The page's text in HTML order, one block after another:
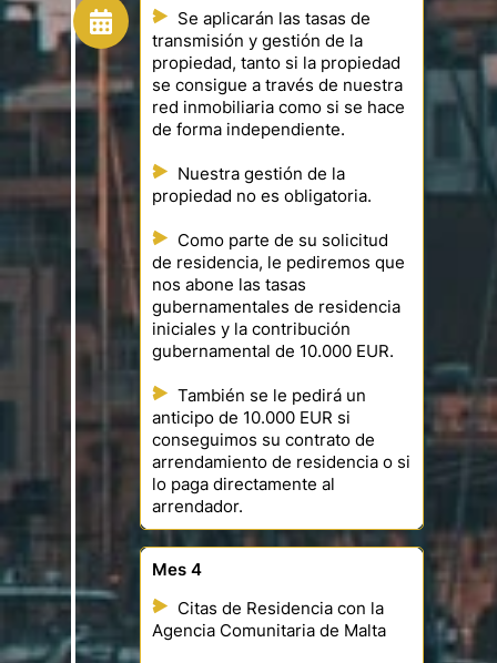
Se aplicarán las tasas de
transmisión y gestión de la
propiedad, tanto si la propiedad
se consigue a través de nuestra
red inmobiliaria como si se hace
de forma independiente.
Nuestra gestión de la
propiedad no es obligatoria.
Como parte de su solicitud
de residencia, le pediremos que
nos abone las tasas
gubernamentales de residencia
iniciales y la contribución
gubernamental de 10.000 EUR.
También se le pedirá un
anticipo de 10.000 EUR si
conseguimos su contrato de
arrendamiento de residencia o si
lo paga directamente al
arrendador.
Mes 4
Citas de Residencia con la
Agencia Comunitaria de Malta